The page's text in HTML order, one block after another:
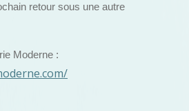
retour sous une autre
Moderne :